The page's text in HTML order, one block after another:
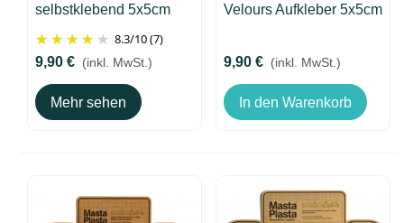
selbstklebend 5x5cm
Größe S Totenkopf
8.3/10(7)
9,90 € (inkl. MwSt.)
Mehr sehen
Velours Aufkleber 5x5cm
9,90 € (inkl. MwSt.)
In den Warenkorb